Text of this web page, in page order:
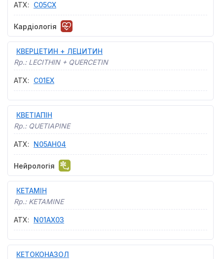
АТХ: C05CX
Кардіологія
КВЕРЦЕТИН + ЛЕЦИТИН
Rp.: LECITHIN + QUERCETIN
АТХ: C01EX
КВЕТІАПІН
Rp.: QUETIAPINE
АТХ: N05AH04
Нейрологія
КЕТАМІН
Rp.: KETAMINE
АТХ: N01AX03
КЕТОКОНАЗОЛ